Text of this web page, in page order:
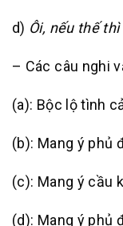
d) Ôi, nếu thế
– Các câu nghi
(a): Bộc lộ tình
(b): Mang ý phủ
(c): Mang ý cầu
(d): Mang ý phủ